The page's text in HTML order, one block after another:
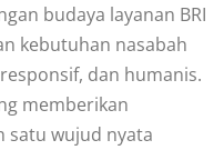
budaya layanan BRI
kebutuhan nasabah
dan humanis.
memberikan
satu wujud nyata